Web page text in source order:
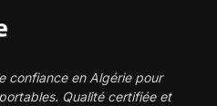
confiance en Algérie pour
Qualité certifiée et